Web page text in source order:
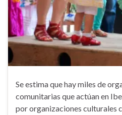
Se estima que hay miles de
comunitarias que actúan en
por organizaciones culturales